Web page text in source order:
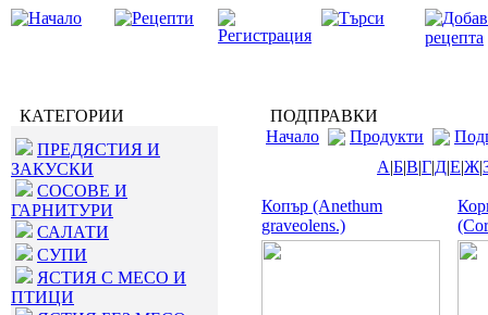
КАТЕГОРИИ
ПРЕДЯСТИЯ И
ЗАКУСКИ
СОСОВЕ И
ГАРНИТУРИ
САЛАТИ
СУПИ
ЯСТИЯ С МЕСО И
ПТИЦИ
ПОДПРАВКИ
Начало
Продукти
А|Б|В|Г|Д|Е|Ж|
Копър (Anethum
graveolens.)